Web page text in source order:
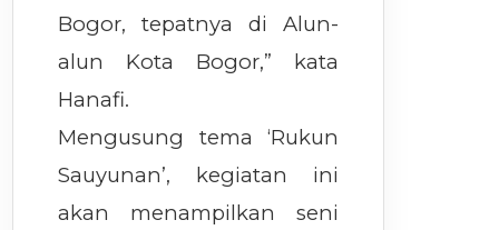
Bogor, tepatnya di Alun-
alun Kota Bogor,” kata
Hanafi.
Mengusung tema ‘Rukun
Sauyunan’, kegiatan ini
akan menampilkan seni